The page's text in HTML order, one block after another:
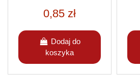
0,85 zł
Dodaj do
koszyka